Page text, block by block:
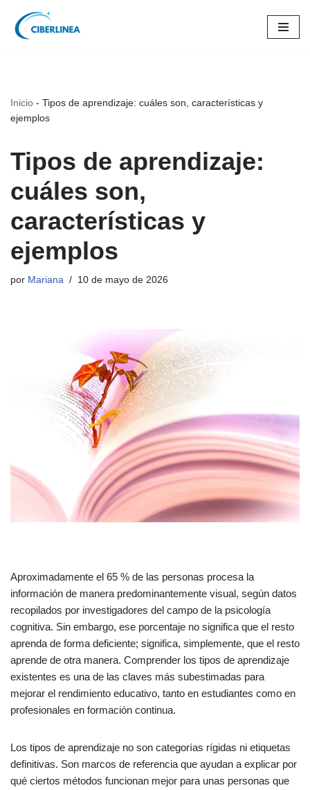
Saltar
Inicio - Tipos de aprendizaje: cuáles son, características y
ejemplos
Tipos de aprendizaje:
cuáles son,
características y
ejemplos
por Mariana 10 de mayo de 2026
Aproximadamente el 65 % de las personas procesa la
información de manera predominantemente visual, según datos
recopilados por investigadores del campo de la psicología
cognitiva. Sin embargo, ese porcentaje no significa que el resto
aprenda de forma deficiente; significa, simplemente, que el resto
aprende de otra manera. Comprender los tipos de aprendizaje
existentes es una de las claves más subestimadas para
mejorar el rendimiento educativo, tanto en estudiantes como en
profesionales en formación continua.
Los tipos de aprendizaje no son categorías rígidas ni etiquetas
definitivas. Son marcos de referencia que ayudan a explicar por
qué ciertos métodos funcionan mejor para unas personas que